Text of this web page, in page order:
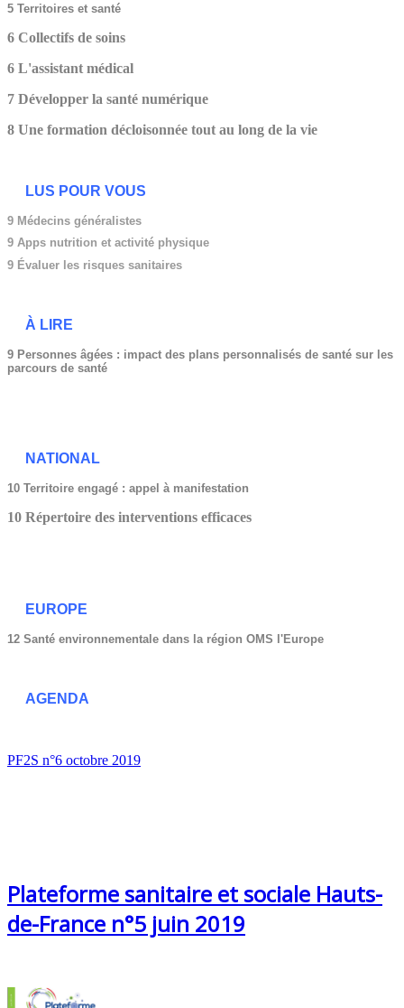
5 Territoires et santé
6 Collectifs de soins
6 L'assistant médical
7 Développer la santé numérique
8 Une formation décloisonnée tout au long de la vie
LUS POUR VOUS
9 Médecins généralistes
9 Apps nutrition et activité physique
9 Évaluer les risques sanitaires
À LIRE
9 Personnes âgées : impact des plans personnalisés de santé sur les
parcours de santé
NATIONAL
10 Territoire engagé : appel à manifestation
10 Répertoire des interventions efficaces
EUROPE
12 Santé environnementale dans la région OMS l'Europe
AGENDA
PF2S n°6 octobre 2019
Plateforme sanitaire et sociale Hauts-
de-France n°5 juin 2019